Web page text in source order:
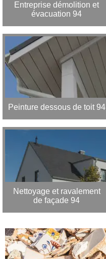
Entreprise démolition et
évacuation 94
Peinture dessous de toit 94
Nettoyage et ravalement
de façade 94